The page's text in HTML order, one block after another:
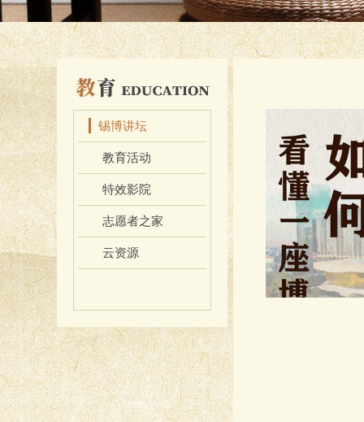
锡博讲坛
教育活动
特效影院
志愿者之家
云资源